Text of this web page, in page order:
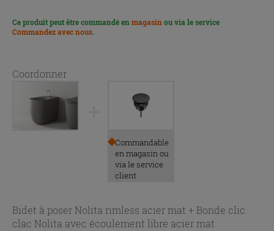
Ce produit peut être commandé en magasin ou via le service
Commandez avec nous.
Coordonner
Commandable
en magasin ou
via le service
client
Bidet à poser Nolita rimless acier mat + Bonde clic
clac Nolita avec écoulement libre acier mat